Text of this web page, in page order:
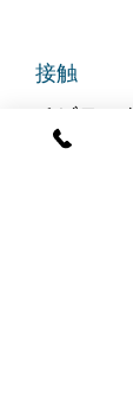
接触
チビテック
グランド